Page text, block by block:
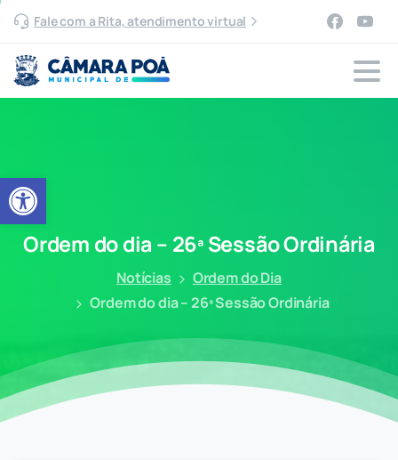
Abrir a barra de ferramentas
Fale com a Rita, atendimento virtual
Ordem dodia – 26ªSessãoOrdinária
Notícias
Ordem do Dia
Ordem do dia – 26ª Sessão Ordinária